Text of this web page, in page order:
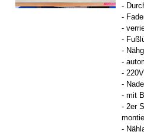
-
-
-
-
-
-
-
-
- mit
- 2er
-